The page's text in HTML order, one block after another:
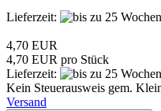
Lieferzeit:
4,70 EUR
4,70 EUR pro Stück
Lieferzeit:
Kein Steuerausweis gem.
Versand